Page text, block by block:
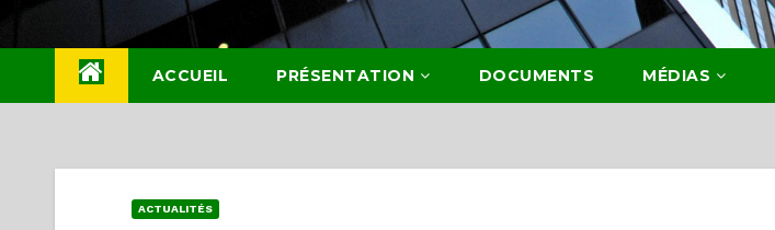
ACCUEIL PRÉSENTATION DOCUMENTS MÉDIAS
ACTUALITÉS